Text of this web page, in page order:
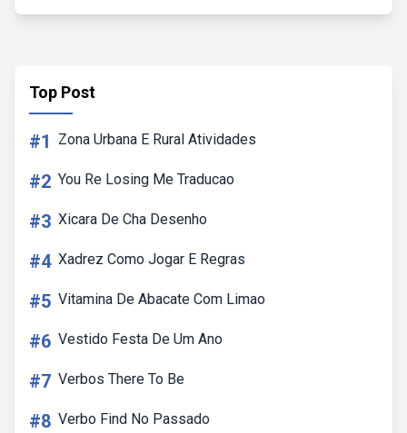
Top Post
#1 Zona Urbana E Rural Atividades
#2 You Re Losing Me Traducao
#3 Xicara De Cha Desenho
#4 Xadrez Como Jogar E Regras
#5 Vitamina De Abacate Com Limao
#6 Vestido Festa De Um Ano
#7 Verbos There To Be
#8 Verbo Find No Passado